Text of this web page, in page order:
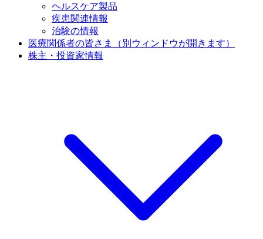
ヘルスケア製品
疾患関連情報
治験の情報
医療関係者の皆さま
（別ウィンドウが開きます）
株主・投資家情報